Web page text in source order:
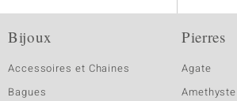
Bijoux
Accessoires et Chaines
Bagues
Pierres
Agate
Amethyste